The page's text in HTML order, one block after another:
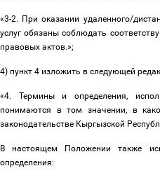
«3-2. При оказании удаленного/
услуг обязаны соблюдать
правовых актов.»;
4) пункт 4 изложить в следующей
«4. Термины и определения,
понимаются в том значении, в
законодательстве Кыргызской
В настоящем Положении также
определения: